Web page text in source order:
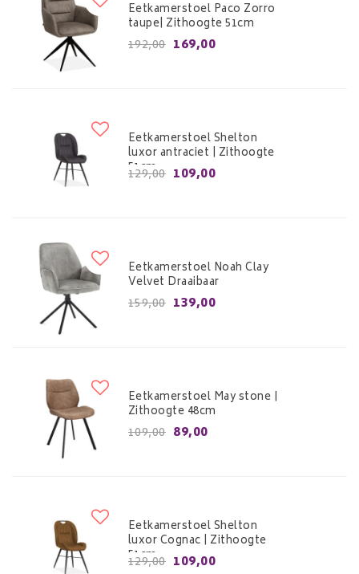
Eetkamerstoel Paco Zorro
taupe| Zithoogte 51cm
192,00 169,00
Eetkamerstoel Shelton
luxor antraciet | Zithoogte
51cm
129,00 109,00
Eetkamerstoel Noah Clay
Velvet Draaibaar
159,00 139,00
Eetkamerstoel May stone |
Zithoogte 48cm
109,00 89,00
Eetkamerstoel Shelton
luxor Cognac | Zithoogte
51cm
129,00 109,00